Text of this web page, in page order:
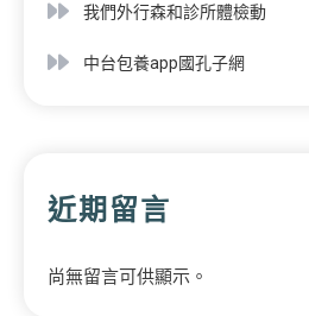
我們外行森和診所體檢動
中台包養app國孔子網
近期留言
尚無留言可供顯示。